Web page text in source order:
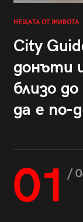
НЕЩАТА ОТ ЖИВОТА
City
донъти
близо
да е по-
01 /